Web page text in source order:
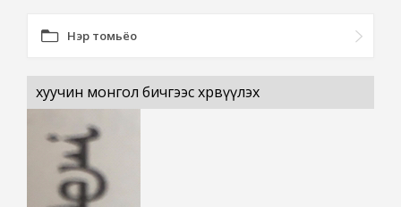
Нэр томьёо
хуучин монгол бичгээс хөрвүүлэх